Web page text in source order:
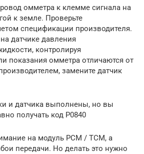
омметра к клемме сигнала на
к земле. Проверьте
спецификации производителя.
датчике давления
контролируя
показания омметра отличаются от
замените датчик
и датчика выполнены, но вы
получать код P0840
на модуль PCM / TCM, а
передачи. Но делать это нужно